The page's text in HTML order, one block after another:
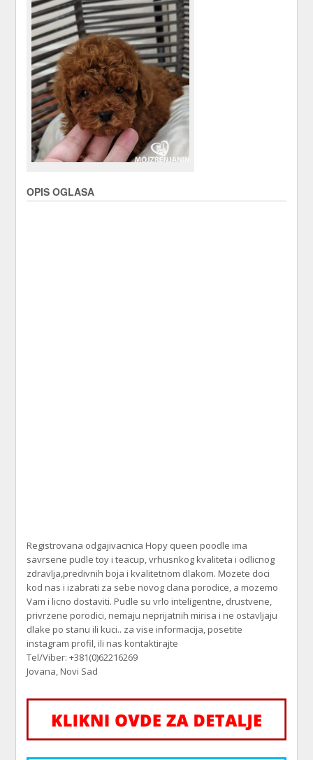
OPIS OGLASA
Registrovana odgajivacnica Hopy queen poodle ima
savrsene pudle toy i teacup, vrhusnkog kvaliteta i odlicnog
zdravlja,predivnih boja i kvalitetnom dlakom. Mozete doci
kod nas i izabrati za sebe novog clana porodice, a mozemo
Vam i licno dostaviti. Pudle su vrlo inteligentne, drustvene,
privrzene porodici, nemaju neprijatnih mirisa i ne ostavljaju
dlake po stanu ili kuci.. za vise informacija, posetite
instagram profil, ili nas kontaktirajte
Tel/Viber: +381(0)62216269
Jovana, Novi Sad